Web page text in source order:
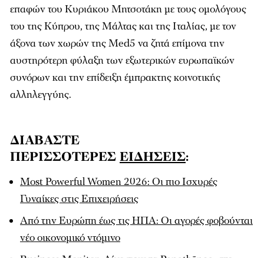
επαφών του Κυριάκου Μητσοτάκη με τους ομολόγους
του της Κύπρου, της Μάλτας και της Ιταλίας, με τον
άξονα των χωρών της Med5 να ζητά επίμονα την
αυστηρότερη φύλαξη των εξωτερικών ευρωπαϊκών
συνόρων και την επίδειξη έμπρακτης κοινοτικής
αλληλεγγύης.
ΔΙΑΒΑΣΤΕ
ΠΕΡΙΣΣΟΤΕΡΕΣ ΕΙΔΗΣΕΙΣ:
Most Powerful Women 2026: Οι πιο Ισχυρές
Γυναίκες στις Επιχειρήσεις
Από την Ευρώπη έως τις ΗΠΑ: Οι αγορές φοβούνται
νέο οικονομικό ντόμινο